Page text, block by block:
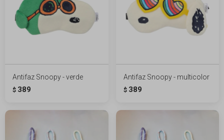
Antifaz Snoopy - verde
$ 389
Antifaz Snoopy - multicolor
$ 389